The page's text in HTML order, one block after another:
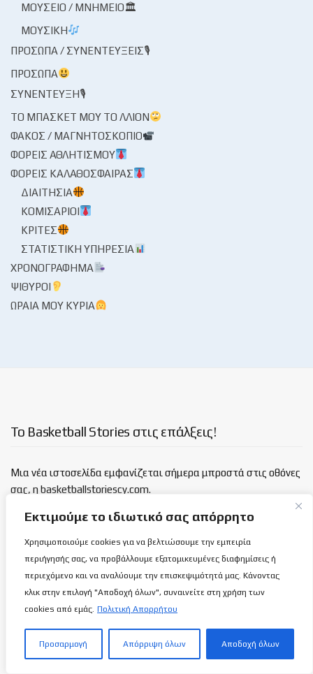
Εκτιμούμε το ιδιωτικό σας απόρρητο
Χρησιμοποιούμε cookies για να βελτιώσουμε την εμπειρία
περιήγησής σας, να προβάλλουμε εξατομικευμένες διαφημίσεις ή
περιεχόμενο και να αναλύουμε την επισκεψιμότητά μας. Κάνοντας
κλικ στην επιλογή "Αποδοχή όλων", συναινείτε στη χρήση των
cookies από εμάς. Πολιτική Απορρήτου
Προσαρμογή Απόρριψη όλων Αποδοχή όλων
ΜΟΥΣΕΊΟ / ΜΝΗΜΕΊΟ🏛
ΜΟΥΣΙΚΉ
ΠΡΌΣΩΠΑ / ΣΥΝΕΝΤΕΎΞΕΙΣ🎙
ΠΡΌΣΩΠΑ
ΣΥΝΈΝΤΕΥΞΗ🎙
ΤΟ ΜΠΆΣΚΕΤ ΜΟΥ ΤΟ ΛΛΊΟΝ
ΦΑΚΌΣ / ΜΑΓΝΗΤΟΣΚΌΠΙΟ
ΦΟΡΕΊΣ ΑΘΛΗΤΙΣΜΟΎ
ΦΟΡΕΊΣ ΚΑΛΑΘΌΣΦΑΙΡΑΣ
ΔΙΑΙΤΗΣΊΑ
ΚΟΜΙΣΆΡΙΟΙ
ΚΡΙΤΈΣ
ΣΤΑΤΙΣΤΙΚΉ ΥΠΗΡΕΣΊΑ
ΧΡΟΝΟΓΡΆΦΗΜΑ
ΨΊΘΥΡΟΙ
ΩΡΑΊΑ ΜΟΥ ΚΥΡΊΑ
Το Basketball Stories στις επάλξεις!
Μια νέα ιστοσελίδα εμφανίζεται σήμερα μπροστά στις οθόνες
σας, η basketballstoriescy.com.
Κανένα μα κανένα κείμενο σε αυτήν την ιστοσελίδα, δεν
θα είναιανώνυμο!
καλαθόσφαιρα | ιστορία | πνεύμα | πολιτεία
Τελευταία άρθρα
Εθνική Γυναικών Κ16: Η τελική 12αδα